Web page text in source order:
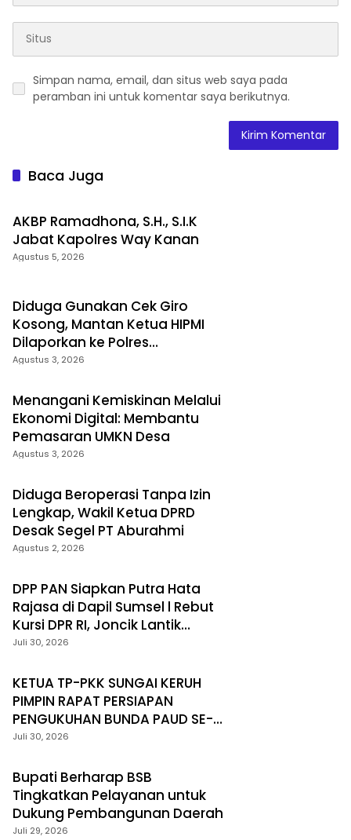
Simpan nama, email, dan situs web saya pada
peramban ini untuk komentar saya berikutnya.
Baca Juga
AKBP Ramadhona, S.H., S.I.K
Jabat Kapolres Way Kanan
Agustus 5, 2026
Diduga Gunakan Cek Giro
Kosong, Mantan Ketua HIPMI
Dilaporkan ke Polres
Prabumulih
Agustus 3, 2026
Menangani Kemiskinan Melalui
Ekonomi Digital: Membantu
Pemasaran UMKN Desa
Agustus 3, 2026
Diduga Beroperasi Tanpa Izin
Lengkap, Wakil Ketua DPRD
Desak Segel PT Aburahmi
Agustus 2, 2026
DPP PAN Siapkan Putra Hata
Rajasa di Dapil Sumsel l Rebut
Kursi DPR RI, Joncik Lantik
Pengurus DPC PAN Muratara
Juli 30, 2026
KETUA TP-PKK SUNGAI KERUH
PIMPIN RAPAT PERSIAPAN
PENGUKUHAN BUNDA PAUD SE-
KECAMATAN
Juli 30, 2026
Bupati Berharap BSB
Tingkatkan Pelayanan untuk
Dukung Pembangunan Daerah
Juli 29, 2026